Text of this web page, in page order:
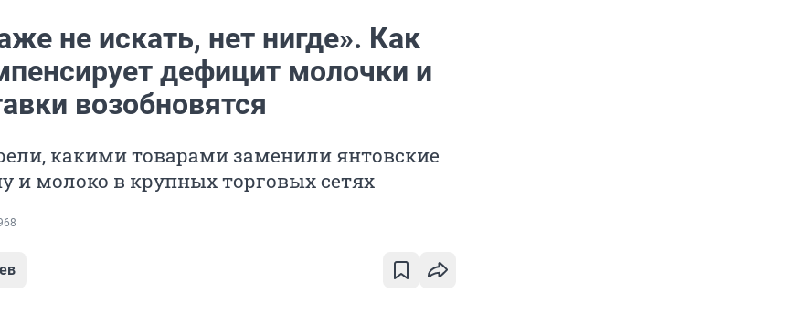
не искать, нет нигде». Как
дефицит молочки и
возобновятся
какими товарами заменили янтовские
и молоко в крупных торговых сетях